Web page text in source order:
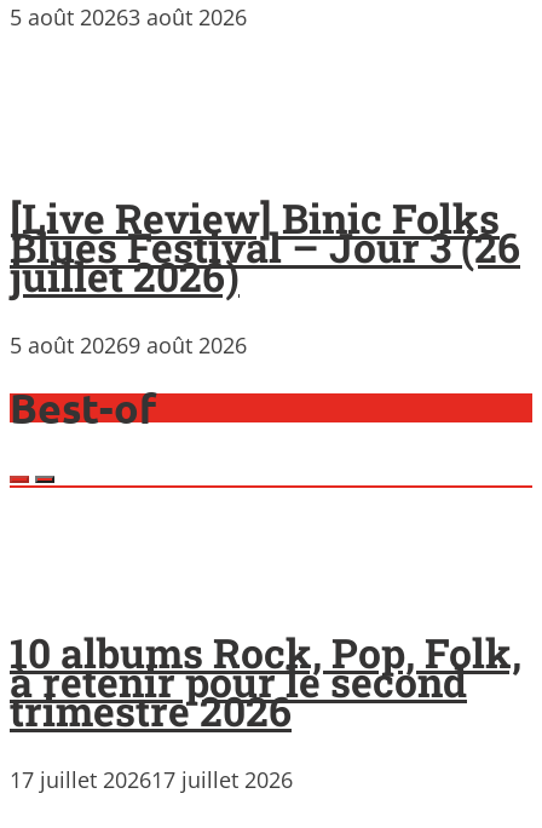
5 août 20263 août 2026
[Live Review] Binic Folks
Blues Festival – Jour 3 (26
juillet 2026)
5 août 20269 août 2026
Best-of
10 albums Rock, Pop, Folk,
à retenir pour le second
trimestre 2026
17 juillet 202617 juillet 2026